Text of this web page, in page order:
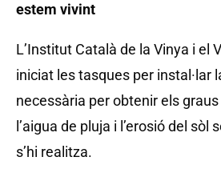
estem vivint
L’Institut Català de la Vinya i el
iniciat les tasques per instal·lar
necessària per obtenir els graus
l’aigua de pluja i l’erosió del sòl
s’hi realitza.